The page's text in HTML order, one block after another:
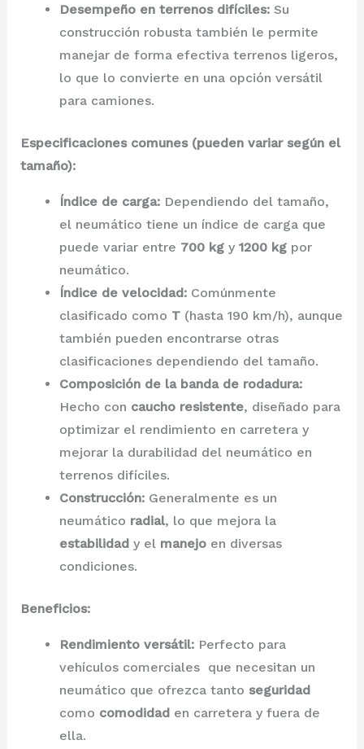
Desempeño en terrenos difíciles:Su
construcción robusta también le permite
manejar de forma efectiva terrenos ligeros,
lo que lo convierte en una opción versátil
para camiones.
Especificaciones comunes (pueden variar según el
tamaño):
Índice de carga:Dependiendo del tamaño,
el neumático tiene un índice de carga que
puede variar entre 700 kgy 1200 kgpor
neumático.
Índice de velocidad:Comúnmente
clasificado como T(hasta 190 km/h), aunque
también pueden encontrarse otras
clasificaciones dependiendo del tamaño.
Composición de la banda de rodadura:
Hecho con caucho resistente, diseñado para
optimizar el rendimiento en carretera y
mejorar la durabilidad del neumático en
terrenos difíciles.
Construcción:Generalmente es un
neumático radial, lo que mejora la
estabilidady el manejoen diversas
condiciones.
Beneficios:
Rendimiento versátil:Perfecto para
vehículos comerciales que necesitan un
neumático que ofrezca tanto seguridad
como comodidaden carretera y fuera de
ella.